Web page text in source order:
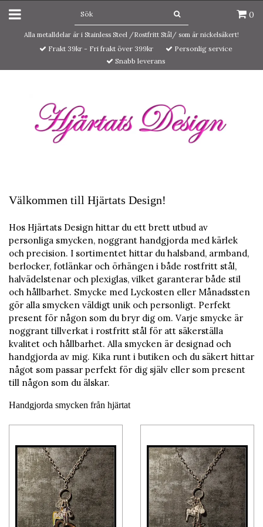
0
Alla metalldelar är i Stainless Steel /Rostfritt Stål/ som är nickelsäkert!
Frakt 39kr - Fri frakt över 399kr
Personlig service
Snabb leverans
Välkommen till Hjärtats Design!
Hos Hjärtats Design hittar du ett brett utbud av
personliga smycken, noggrant handgjorda med kärlek
och precision. I sortimentet hittar du halsband, armband,
berlocker, fotlänkar och örhängen i både rostfritt stål,
halvädelstenar och plexiglas, vilket garanterar både stil
och hållbarhet. Smycke med Lyckosten eller Månadssten
gör alla smycken väldigt unik och personligt. Perfekt
present för någon som du bryr dig om. Varje smycke är
noggrant tillverkat i rostfritt stål för att säkerställa
kvalitet och hållbarhet. Alla smycken är designad och
handgjorda av mig. Kika runt i butiken och du säkert hittar
något som passar perfekt för dig själv eller som present
till någon som du älskar.
Handgjorda smycken från hjärtat